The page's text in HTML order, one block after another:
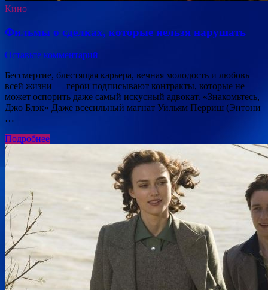
Кино
Фильмы о сделках, которые нельзя нарушать
Оставьте комментарий
Бессмертие, блестящая карьера, вечная молодость и любовь
всей жизни — герои подписывают контракты, которые не
может оспорить даже самый искусный адвокат. «Знакомьтесь,
Джо Блэк» Даже всесильный магнат Уильям Перриш (Энтони
…
Подробнее